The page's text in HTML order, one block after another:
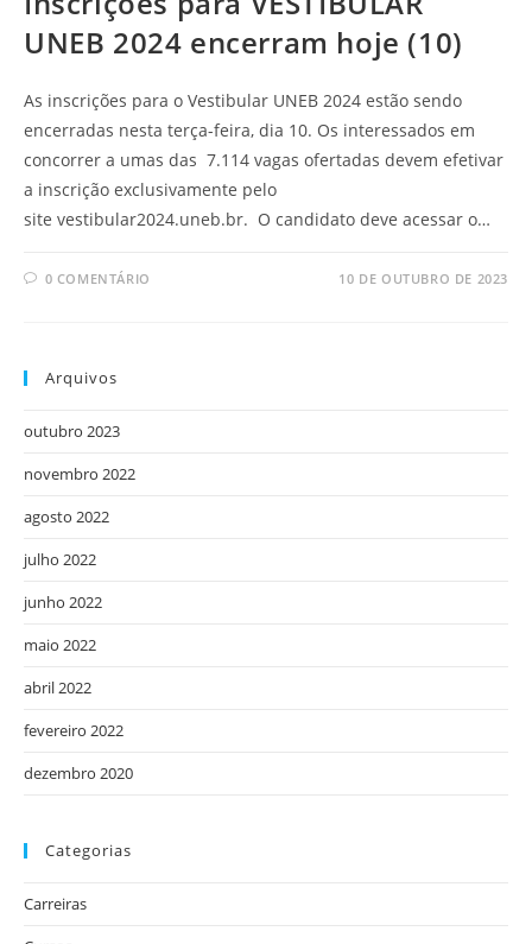
UNEB 2024 encerram hoje (10)
As inscrições para o Vestibular UNEB 2024 estão sendo
encerradas nesta terça-feira, dia 10. Os interessados em
concorrer a umas das 7.114 vagas ofertadas devem efetivar
a inscrição exclusivamente pelo
site vestibular2024.uneb.br. O candidato deve acessar o…
0 COMENTÁRIO 10 DE OUTUBRO DE 2023
Arquivos
outubro 2023
novembro 2022
agosto 2022
julho 2022
junho 2022
maio 2022
abril 2022
fevereiro 2022
dezembro 2020
Categorias
Carreiras